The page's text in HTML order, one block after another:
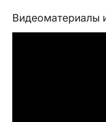
Видеоматериалы